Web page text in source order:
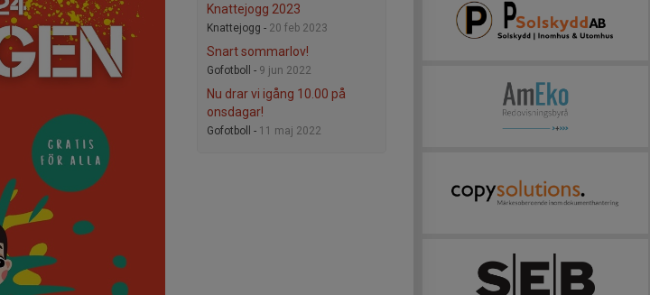
Knattejogg 2023
Knattejogg - 20 feb 2023
Snart sommarlov!
Gofotboll - 9 jun 2022
Nu drar vi igång 10.00 på
onsdagar!
Gofotboll - 11 maj 2022